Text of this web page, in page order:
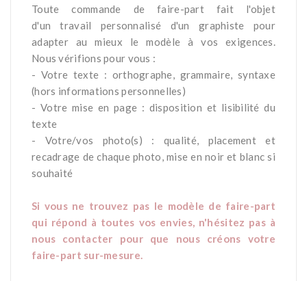
Toute commande de faire-part fait l'objet
d'un travail personnalisé d'un graphiste pour
adapter au mieux le modèle à vos exigences.
Nous vérifions pour vous :
- Votre texte : orthographe, grammaire, syntaxe
(hors informations personnelles)
- Votre mise en page : disposition et lisibilité du
texte
- Votre/vos photo(s) : qualité, placement et
recadrage de chaque photo, mise en noir et blanc si
souhaité
Si vous ne trouvez pas le modèle de faire-part
qui répond à toutes vos envies, n'hésitez pas à
nous contacter pour que nous créons votre
faire-part sur-mesure.